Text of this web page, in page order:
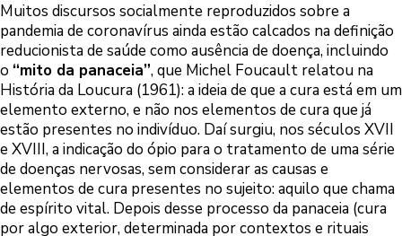
Muitos discursos socialmente reproduzidos sobre a
pandemia de coronavírus ainda estão calcados na definição
reducionista de saúde como ausência de doença, incluindo
o “mito da panaceia”, que Michel Foucault relatou na
História da Loucura (1961): a ideia de que a cura está em um
elemento externo, e não nos elementos de cura que já
estão presentes no indivíduo. Daí surgiu, nos séculos XVII
e XVIII, a indicação do ópio para o tratamento de uma série
de doenças nervosas, sem considerar as causas e
elementos de cura presentes no sujeito: aquilo que chama
de espírito vital. Depois desse processo da panaceia (cura
por algo exterior, determinada por contextos e rituais